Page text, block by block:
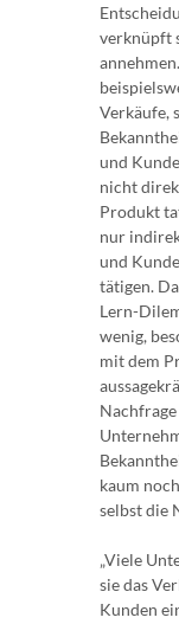
verknüpft
Verkäufe,
und
nicht
Produkt
nur
und
tätigen.
Lern-
wenig,
mit dem
kaum
selbst die
„Viele
sie das
Kunden